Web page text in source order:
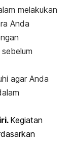
melakukan
Anda
agar Anda
Kegiatan